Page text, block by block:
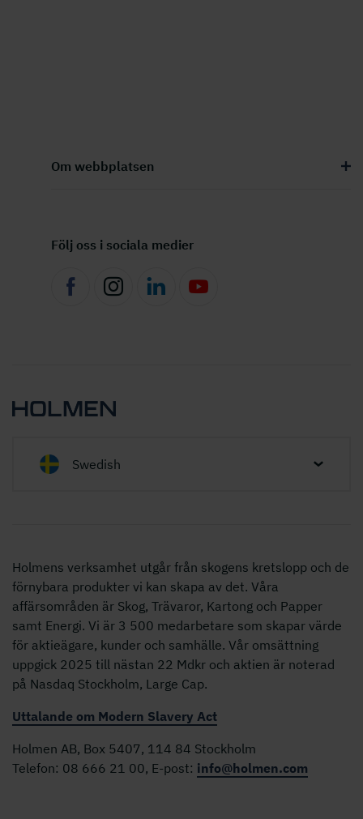
Om webbplatsen
Följ oss i sociala medier
Swedish
Holmens verksamhet utgår från skogens kretslopp och de
förnybara produkter vi kan skapa av det. Våra
affärsområden är Skog, Trävaror, Kartong och Papper
samt Energi. Vi är 3 500 medarbetare som skapar värde
för aktieägare, kunder och samhälle. Vår omsättning
uppgick 2025 till nästan 22 Mdkr och aktien är noterad
på Nasdaq Stockholm, Large Cap.
Uttalande om Modern Slavery Act
Holmen AB, Box 5407, 114 84 Stockholm
Telefon: 08 666 21 00, E-post: info@holmen.com